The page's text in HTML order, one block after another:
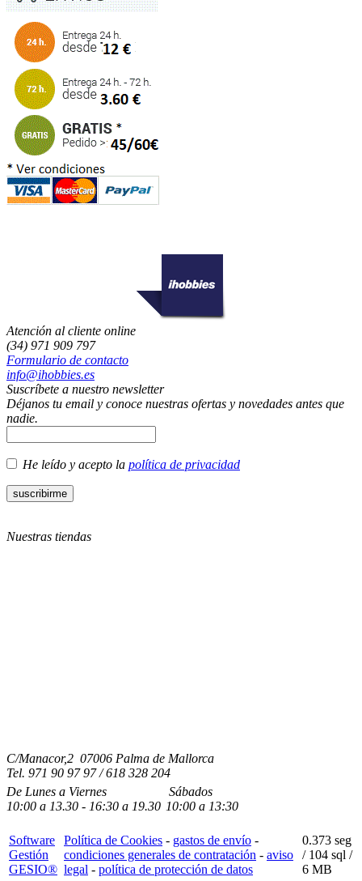
Atención al cliente online
(34) 971 909 797
Formulario de contacto
info@ihobbies.es
Suscríbete a nuestro newsletter
Déjanos tu email y conoce nuestras ofertas y novedades antes que
nadie.
He leído y acepto la política de privacidad
Nuestras tiendas
C/Manacor,2 07006 Palma de Mallorca
Tel. 971 90 97 97 / 618 328 204
De Lunes a Viernes
10:00 a 13.30 - 16:30 a 19.30
Sábados
10:00 a 13:30
Software
Gestión
GESIO®
Política de Cookies - gastos de envío -
condiciones generales de contratación - aviso
legal - política de protección de datos
0.373 seg
/ 104 sql /
6 MB